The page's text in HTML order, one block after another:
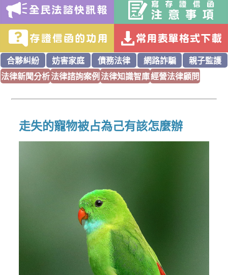
合夥糾紛 妨害家庭 債務法律 網路詐騙
親子監護
法律新聞分析法律諮詢案例法律知識智庫經營法律顧問
走失的寵物被占為己有該怎麼辦